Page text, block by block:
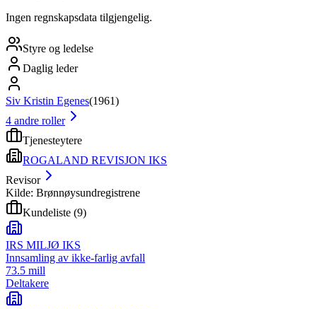
Ingen regnskapsdata tilgjengelig.
Styre og ledelse
Daglig leder
Siv Kristin Egenes(1961)
4 andre roller
Tjenesteytere
ROGALAND REVISJON IKS
Revisor
Kilde: Brønnøysundregistrene
Kundeliste (9)
IRS MILJØ IKS
Innsamling av ikke-farlig avfall
73.5 mill
Deltakere